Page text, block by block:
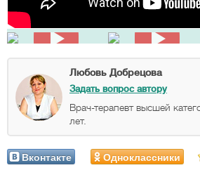
Любовь Добрецова
Задать вопрос автору
Врач-терапевт высшей
лет.
Вконтакте Одноклассники